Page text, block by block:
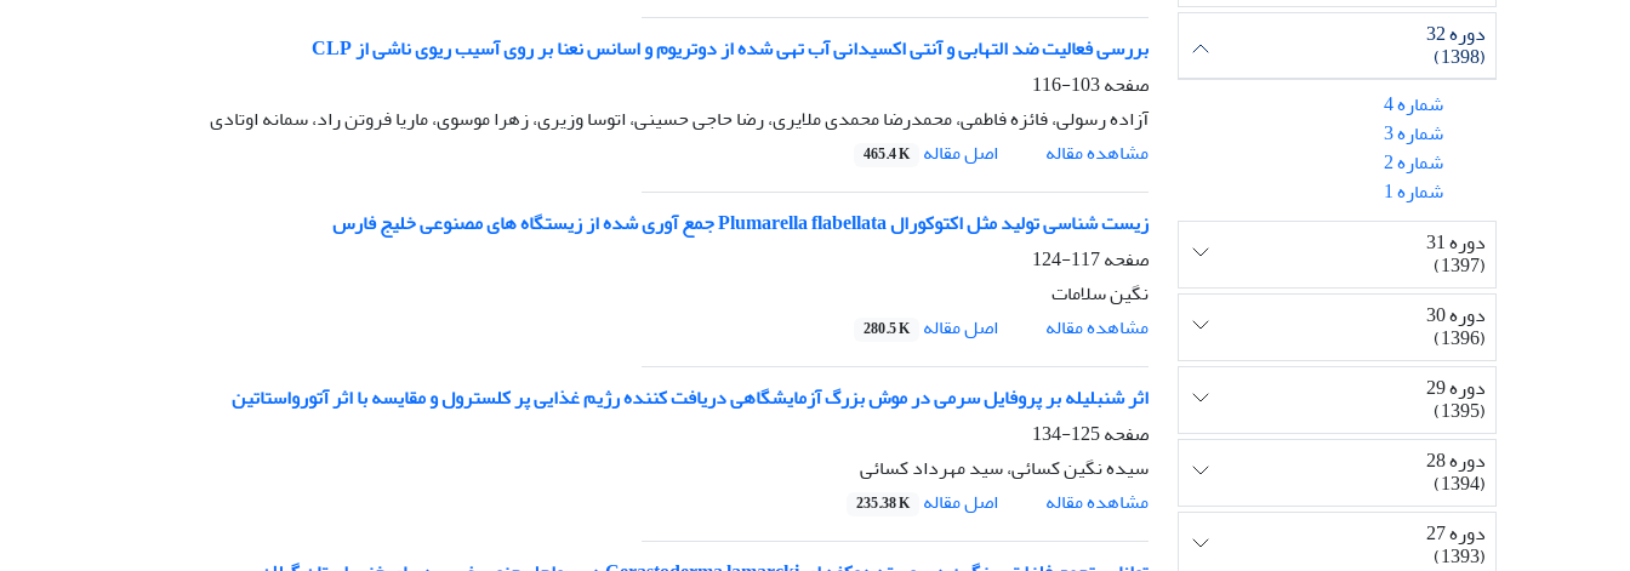
بررسی فعالیت ضد التهابی و آنتی اکسیدانی آب تهی شده از دوتریوم و اسانس نعنا بر روی آسیب ریوی ناشی از CLP
صفحه103-116
آزاده رسولی، فائزه فاطمی، محمدرضا محمدی ملایری، رضا حاجی حسینی، اتوسا وزیری، زهرا موسوی، ماریا فروتن راد، سمانه اوتادی
مشاهده مقاله
اصل مقاله 465.4 K
زیست شناسی تولید مثل اکتوکورال Plumarella flabellata جمع آوری شده از زیستگاه های مصنوعی خلیج فارس
صفحه117-124
نگین سلامات
مشاهده مقاله
اصل مقاله 280.5 K
اثر شنبلیله بر پروفایل سرمی در موش بزرگ آزمایشگاهی دریافت کننده رژیم غذایی پر کلسترول و مقایسه با اثر آتورواستاتین
صفحه125-134
سیده نگین کسائی، سید مهرداد کسائی
مشاهده مقاله
اصل مقاله 235.38 K
دوره 32
(1398)
شماره 4
شماره 3
شماره 2
شماره 1
دوره 31
(1397)
دوره 30
(1396)
دوره 29
(1395)
دوره 28
(1394)
دوره 27
(1393)